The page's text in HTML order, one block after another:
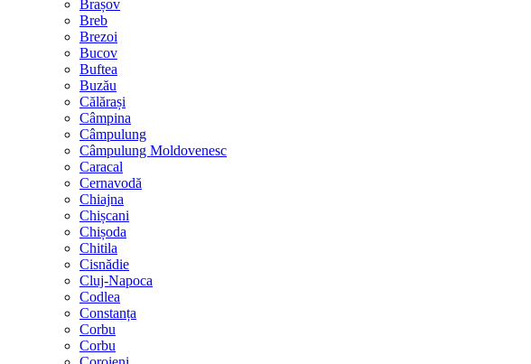
Brașov
Breb
Brezoi
Bucov
Buftea
Buzău
Călărași
Câmpina
Câmpulung
Câmpulung Moldovenesc
Caracal
Cernavodă
Chiajna
Chișcani
Chișoda
Chitila
Cisnădie
Cluj-Napoca
Codlea
Constanța
Corbu
Corbu